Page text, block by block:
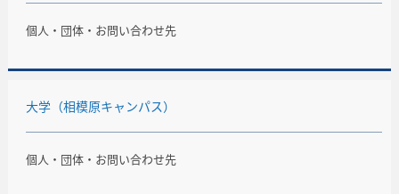
個人・団体・お問い合わせ先
大学（相模原キャンパス）
個人・団体・お問い合わせ先